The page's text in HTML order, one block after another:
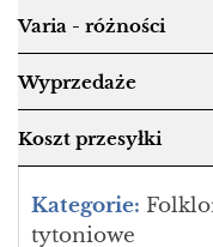
Varia - różności
Wyprzedaże
Koszt przesyłki
Kategorie:
tytoniowe